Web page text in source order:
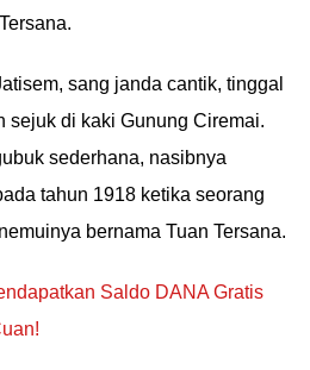
sang janda cantik, tinggal
sejuk di kaki Gunung Ciremai.
sederhana, nasibnya
tahun 1918 ketika seorang
bernama Tuan Tersana.
Saldo DANA Gratis